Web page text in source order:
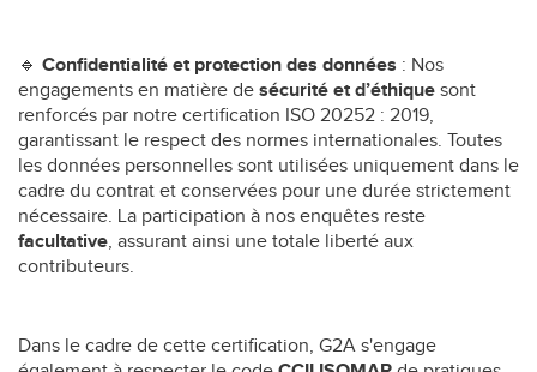
🔹 Confidentialité et protection des données : Nos
engagements en matière de sécurité et d’éthique sont
renforcés par notre certification ISO 20252 : 2019,
garantissant le respect des normes internationales. Toutes
les données personnelles sont utilisées uniquement dans le
cadre du contrat et conservées pour une durée strictement
nécessaire. La participation à nos enquêtes reste
facultative, assurant ainsi une totale liberté aux
contributeurs.
Dans le cadre de cette certification, G2A s'engage